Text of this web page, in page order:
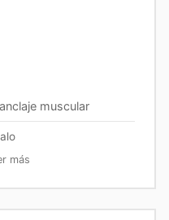
muscular
más